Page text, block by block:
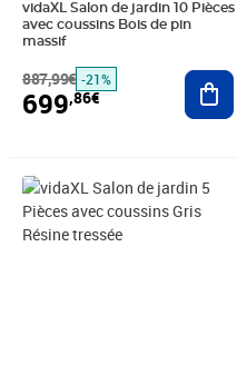
vidaXL Salon de jardin 10 Pièces
avec coussins Bois de pin
massif
887,99€ -21%
699,86€
Prix 492,89€